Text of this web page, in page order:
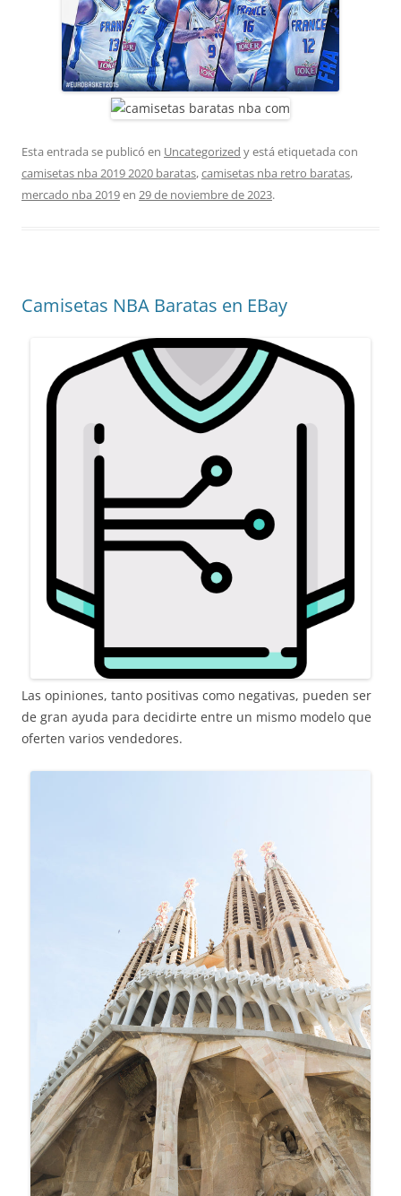
Esta entrada se publicó en Uncategorized y está etiquetada con
camisetas nba 2019 2020 baratas,camisetas nba retro baratas,
mercado nba 2019en 29 de noviembre de 2023.
Camisetas NBA Baratas en EBay
Las opiniones, tanto positivas como negativas, pueden ser
de gran ayuda para decidirte entre un mismo modelo que
oferten varios vendedores.